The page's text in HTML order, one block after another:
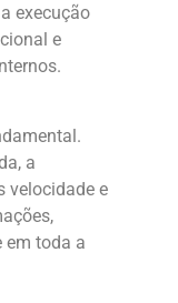
execução
e
a
velocidade e
em toda a